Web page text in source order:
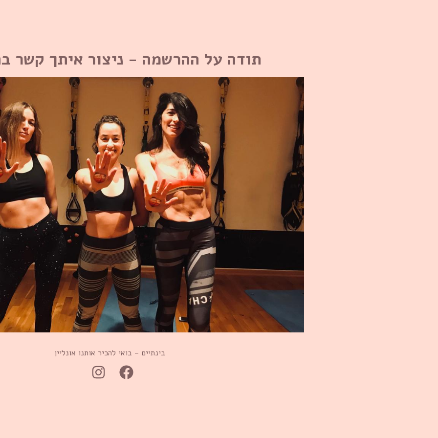
תודה על ההרשמה - ניצור איתך קשר
בינתיים – בואי להכיר אותנו אונליין